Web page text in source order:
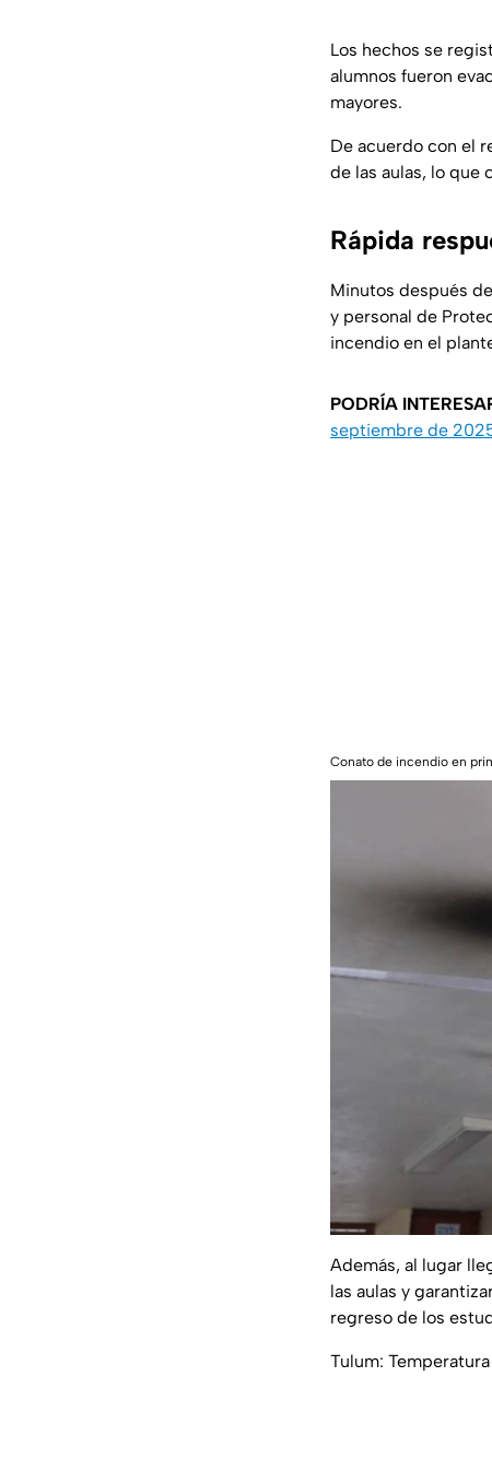
Los hechos se
alumnos fueron
mayores.
De acuerdo con el
de las aulas, lo que
Rápida
Minutos después
y personal de
incendio en el
PODRÍA
septiembre de
Conato de incendio en
Además, al lugar
las aulas y
regreso de los
Tulum: